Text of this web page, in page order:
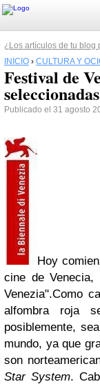
¿Los artículos de tu blog
INICIO › CULTURA Y
Festival de
seleccionadas
Publicado el 31 agosto
Hoy
cine de
Venezia".Como
alfombra roja
posiblemente,
mundo, ya que
son
Star System.